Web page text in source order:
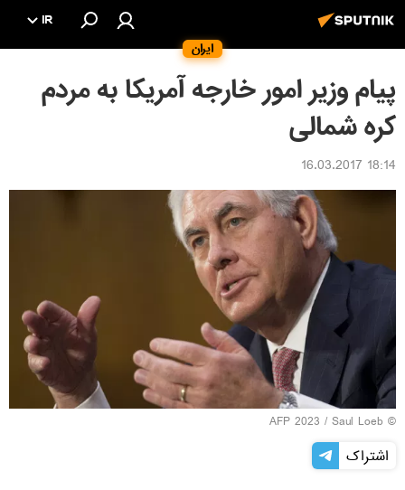
ایران
IR
پیام وزیر امور خارجه آمریکا به مردم
کره شمالی
18:14 16.03.2017
© AFP 2023 / Saul Loeb
اشتراک